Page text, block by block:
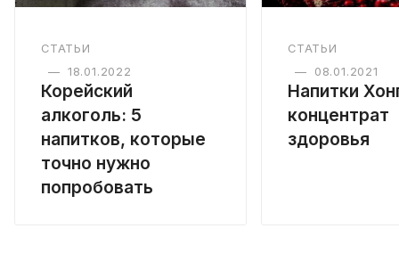
СТАТЬИ
— 18.01.2022
Корейский
алкоголь: 5
напитков, которые
точно нужно
попробовать
СТАТЬИ
—
08.01.2021
Напитки
концентрат
здоровья